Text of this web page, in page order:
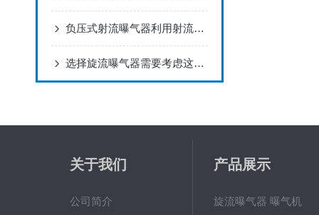
负压式射流曝气器利用射流产生吸力的原理
选择旋流曝气器需要考虑这四个因素
关于我们
公司简介
产品展示
旋流曝气器 曝气机